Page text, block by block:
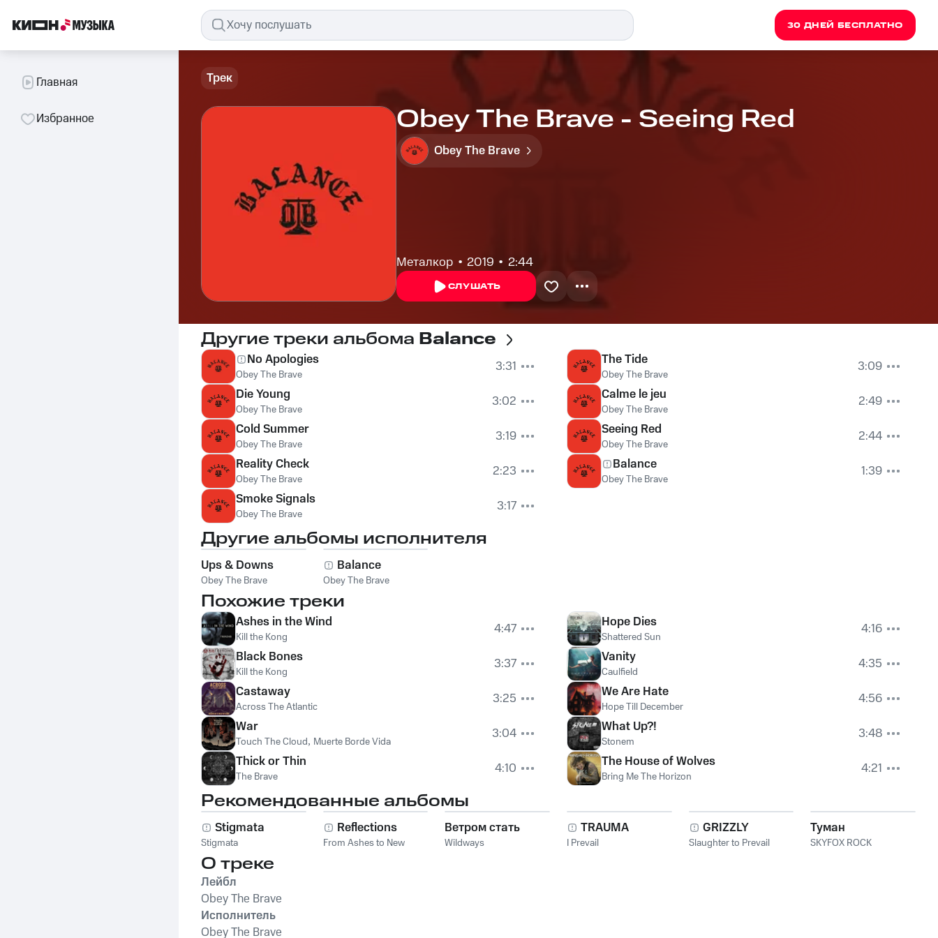
30 ДНЕЙ БЕСПЛАТНО
Главная
Избранное
Трек
Obey The Brave - Seeing Red
Obey The Brave
Металкор 2019 2:44
СЛУШАТЬ
Другие треки альбома Balance
No Apologies
Obey The Brave
3:31
Die Young
Obey The Brave
3:02
Cold Summer
Obey The Brave
3:19
Reality Check
Obey The Brave
2:23
Smoke Signals
Obey The Brave 3:17
The Tide
Obey The Brave
3:09
Calme le jeu
Obey The Brave
2:49
Seeing Red
Obey The Brave
2:44
Balance
Obey The Brave 1:39
Другие альбомы исполнителя
Ups & Downs
Obey The Brave
Balance
Obey The Brave
Похожие треки
Ashes in the Wind
Kill the Kong
4:47
Black Bones
Kill the Kong
3:37
Castaway
Across The Atlantic
3:25
War
Touch The Cloud, Muerte Borde Vida
3:04
Thick or Thin
The Brave 4:10
Hope Dies
Shattered Sun
4:16
Vanity
Caulfield
4:35
We Are Hate
Hope Till December
4:56
What Up?!
Stonem
3:48
The House of Wolves
Bring Me The Horizon 4:21
Рекомендованные альбомы
Stigmata
Stigmata
Reflections
From Ashes to New
Ветром стать
Wildways
TRAUMA
I Prevail
GRIZZLY
Slaughter to Prevail
Туман
SKYFOX ROCK
О треке
Лейбл
Obey The Brave
Исполнитель
Obey The Brave